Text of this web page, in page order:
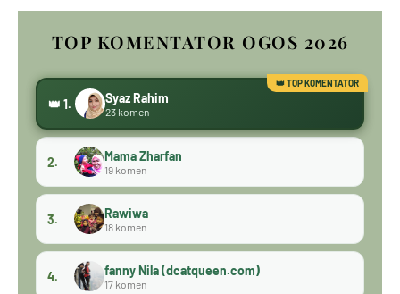
TOP KOMENTATOR OGOS 2026
👑 1. Syaz Rahim
23 komen
2. Mama Zharfan
19 komen
3. Rawiwa
18 komen
4. fanny Nila (dcatqueen.com)
17 komen